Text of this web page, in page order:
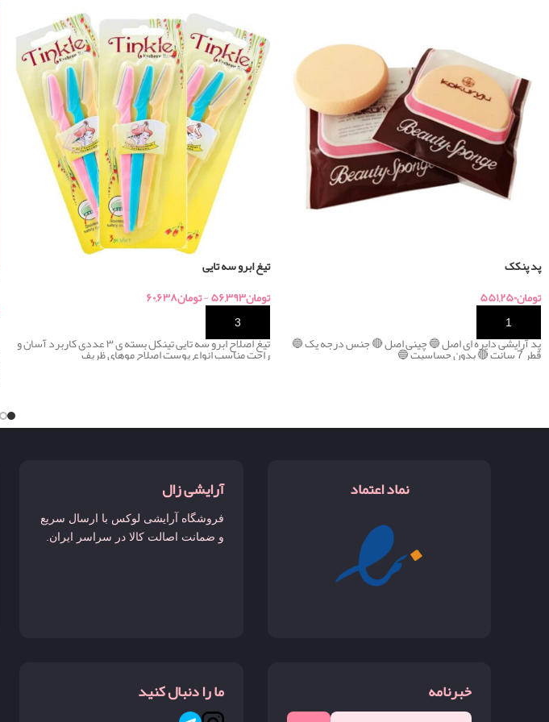
پد پنکک
تومان۵۵۱,۲۵۰
خرید
پد آرایشی دایره ای اصل 🔵 چینی اصل 🔴 جنس درجه یک 🔵
قطر 7 سانت 🔴 بدون حساسیت 🔵
تیغ ابرو سه تایی
تومان۵۶,۳۹۳-تومان۶۰,۶۳۸
تیغ اصلاح ابرو سه تایی تینکل بسته ی ۳ عددی کاربرد آسان وراحت مناسب انواع پوست اصلاح موهای ظریف
نماد اعتماد آرایشی زال
فروشگاه آرایشی لوکس با ارسال سریع
و ضمانت اصالت کالا در سراسر ایران.
خبرنامه ما را دنبال کنید